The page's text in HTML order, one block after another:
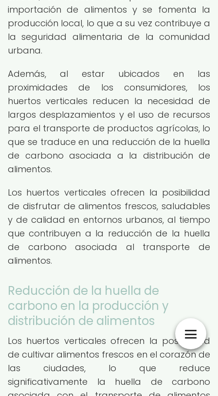
importación de alimentos y se fomenta la
producción local, lo que a su vez contribuye a
la seguridad alimentaria de la comunidad
urbana.
Además, al estar ubicados en las
proximidades de los consumidores, los
huertos verticales reducen la necesidad de
largos desplazamientos y el uso de recursos
para el transporte de productos agrícolas, lo
que se traduce en una reducción de la huella
de carbono asociada a la distribución de
alimentos.
Los huertos verticales ofrecen la posibilidad
de disfrutar de alimentos frescos, saludables
y de calidad en entornos urbanos, al tiempo
que contribuyen a la reducción de la huella
de carbono asociada al transporte de
alimentos.
Reducción de la huella de
carbono en la producción y
distribución de alimentos
Los huertos verticales ofrecen la posibilidad
de cultivar alimentos frescos en el corazón de
las ciudades, lo que reduce
significativamente la huella de carbono